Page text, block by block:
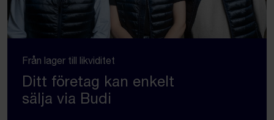
Från lager till likviditet
Ditt företag kan enkelt
sälja via Budi